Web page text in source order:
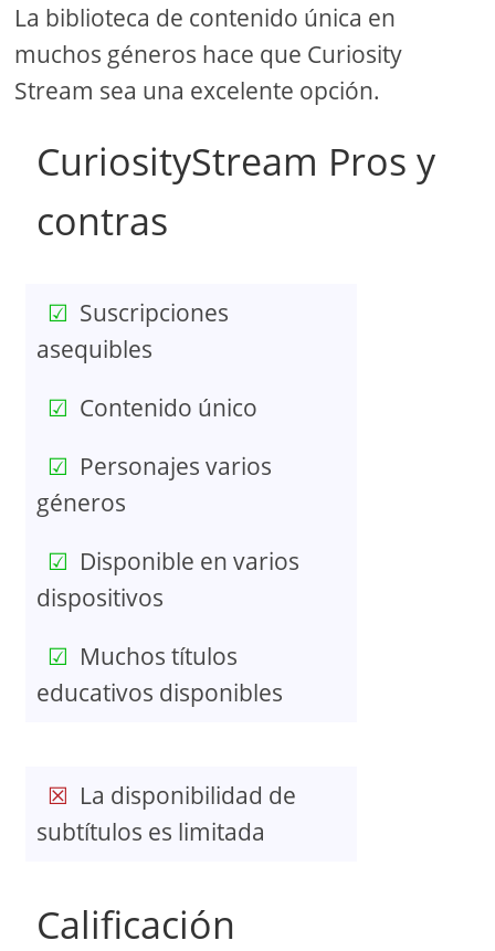
La biblioteca de contenido única en
muchos géneros hace que Curiosity
Stream sea una excelente opción.
CuriosityStream Pros y
contras
Suscripciones
asequibles
Contenido único
Personajes varios
géneros
Disponible en varios
dispositivos
Muchos títulos
educativos disponibles
La disponibilidad de
subtítulos es limitada
Calificación